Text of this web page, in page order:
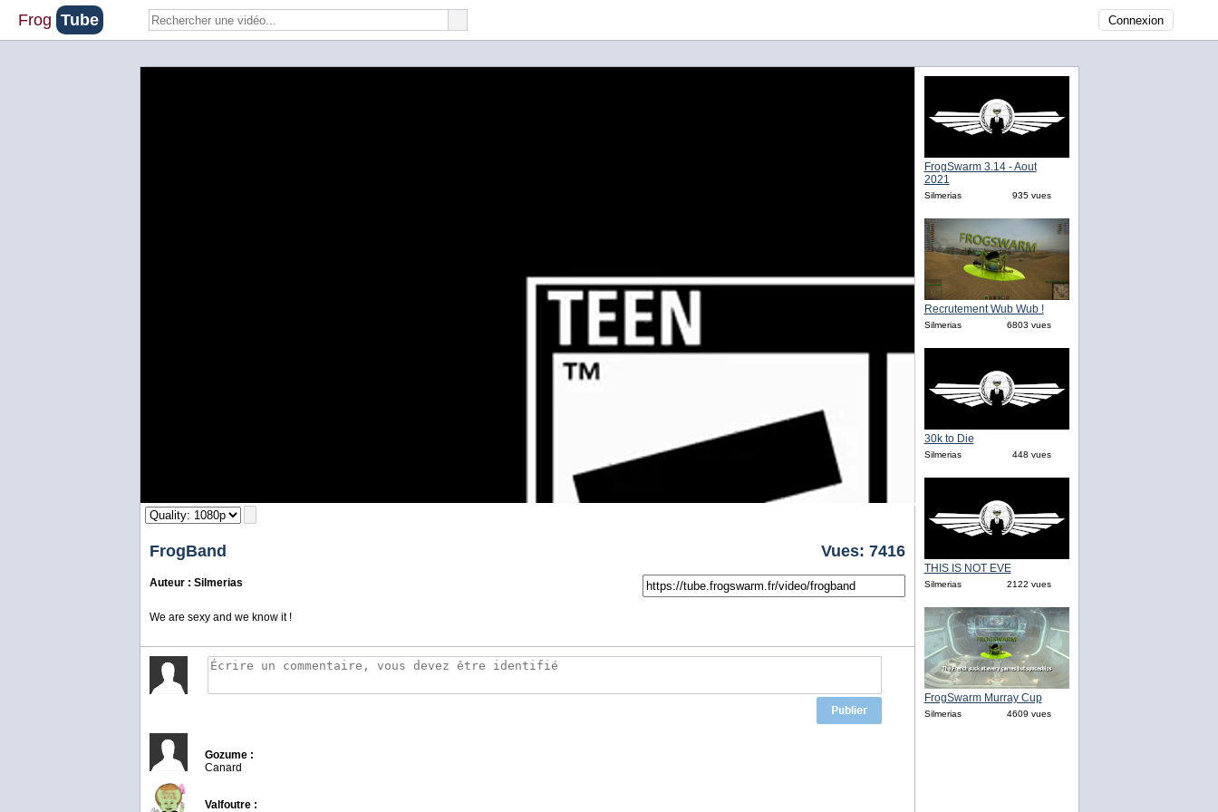
Frog Tube Connexion
FrogBand Vues: 7416
Auteur : Silmerias
We are sexy and we know it !
Gozume :
Canard
Valfoutre :
FrogSwarm 3.14 - Aout
2021
Silmerias 935 vues
Recrutement Wub Wub !
Silmerias 6803 vues
30k to Die
Silmerias 448 vues
THIS IS NOT EVE
Silmerias 2122 vues
FrogSwarm Murray Cup
Silmerias 4609 vues